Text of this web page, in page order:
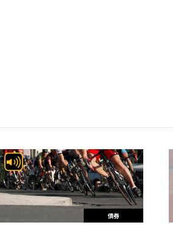
債券